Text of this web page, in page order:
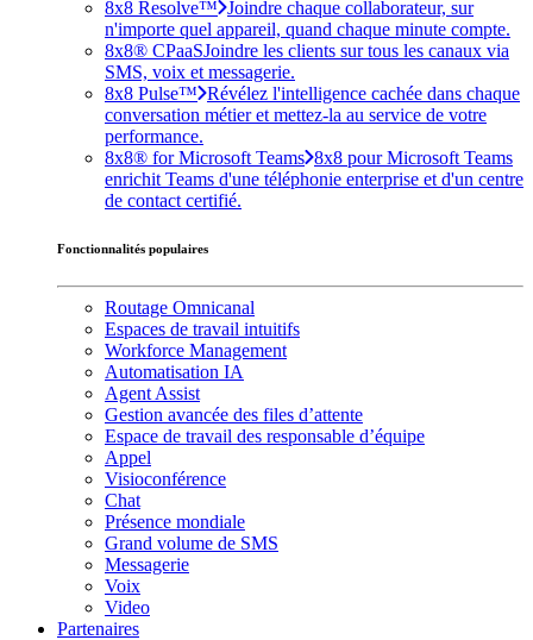
8x8 Resolve™ Joindre chaque collaborateur, sur
n'importe quel appareil, quand chaque minute compte.
8x8® CPaaSJoindre les clients sur tous les canaux via
SMS, voix et messagerie.
8x8 Pulse™ Révélez l'intelligence cachée dans chaque
conversation métier et mettez-la au service de votre
performance.
8x8® for Microsoft Teams 8x8 pour Microsoft Teams
enrichit Teams d'une téléphonie enterprise et d'un centre
de contact certifié.
Fonctionnalités populaires
Routage Omnicanal
Espaces de travail intuitifs
Workforce Management
Automatisation IA
Agent Assist
Gestion avancée des files d’attente
Espace de travail des responsable d’équipe
Appel
Visioconférence
Chat
Présence mondiale
Grand volume de SMS
Messagerie
Voix
Video
Partenaires